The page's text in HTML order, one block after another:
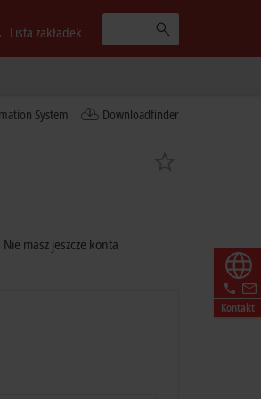
Lista zakładek
System Downloadfinder
Kontakt
masz jeszcze konta